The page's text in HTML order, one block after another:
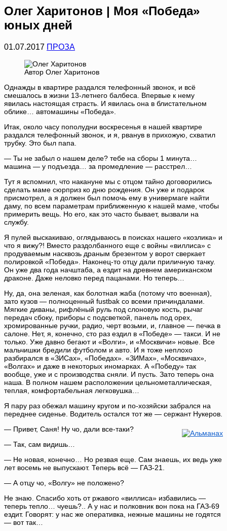
Олег Харитонов | Моя «Победа»
юных дней
01.07.2017 ПРОЗА
Автор Олег Харитонов
Однажды в квартире раздался телефонный звонок, и всё
смешалось в жизни 13-летнего балбеса. Впервые к нему
явилась настоящая страсть. И явилась она в блистательном
облике… автомашины «Победа».
Итак, около часу пополудни воскресенья в нашей квартире
раздался телефонный звонок, и я, рванув в прихожую, схватил
трубку. Это был папа.
— Ты не забыл о нашем деле? тебе на сборы 1 минута…
машина — у подъезда… за промедление — расстрел…
Тут я вспомнил, что накануне мы с отцом тайно договорились
сделать маме сюрприз ко дню рождения. Он уже и подарок
присмотрел, а я должен был помочь ему в универмаге найти
даму, по всем параметрам приближенную к нашей маме, чтобы
примерить вещь. Но его, как это часто бывает, вызвали на
службу.
Я пулей выскакиваю, оглядываюсь в поисках нашего «козлика» и
что я вижу?! Вместо раздолбанного еще с войны «виллиса» с
продуваемым насквозь драным брезентом у ворот сверкает
полировкой «Победа». Наконец-то отцу дали приличную тачку.
Он уже два года начштаба, а ездит на древнем американском
драконе. Даже неловко перед пацанами. Но теперь…
Ну, да, она зеленая, как болотная жаба (потому что военная),
зато кузов — полноценный fustbak со всеми причиндалами.
Мягкие диваны, рифлёный руль под слоновую кость, рычаг
передач сбоку, приборы с подсветкой, панель под орех,
хромированные ручки, радио, черт возьми, и, главное — печка в
салоне. Нет, я, конечно, сто раз ездил в «Победе» — такси. И не
только. Уже давно бегают и «Волги», и «Москвичи» новые. Все
мальчишки бредили футболом и авто. И я тоже неплохо
разбирался в «ЗИСах», «Победах». «ЗИМах», «Москвичах»,
«Волгах» и даже в некоторых иномарках. А «Победу» так
вообще, уже и с производства сняли. И пусть. Зато теперь она
наша. В полном нашем расположении цельнометаллическая,
теплая, комфортабельная легковушка…
Я пару раз обежал машину кругом и по-хозяйски забрался на
переднее сиденье. Водитель остался тот же — сержант Нукеров.
— Привет, Саня! Ну чо, дали все-таки?
— Так, сам видишь…
— Не новая, конечно… Но резвая еще. Сам знаешь, их ведь уже
лет восемь не выпускают. Теперь всё — ГАЗ-21.
— А отцу чо, «Волгу» не положено?
Не знаю. Спасибо хоть от ржавого «виллиса» избавились —
теперь тепло… чуешь?.. А у нас и полковник вон пока на ГАЗ-69
ездит. Говорят: у нас же оперативка, нежные машины не годятся
— вот так…